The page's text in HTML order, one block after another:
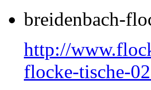
breidenbach-
http://
flocke-tische-